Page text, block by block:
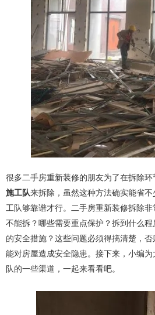
很多二手房重新装修的朋友为了在拆除
施工队来拆除，虽然这种方法确实能省
工队够靠谱才行。二手房重新装修拆除
不能拆？哪些需要重点保护？拆到什么
的安全措施？这些问题必须得搞清楚，
能对房屋造成安全隐患。接下来，小编
队的一些渠道，一起来看看吧。